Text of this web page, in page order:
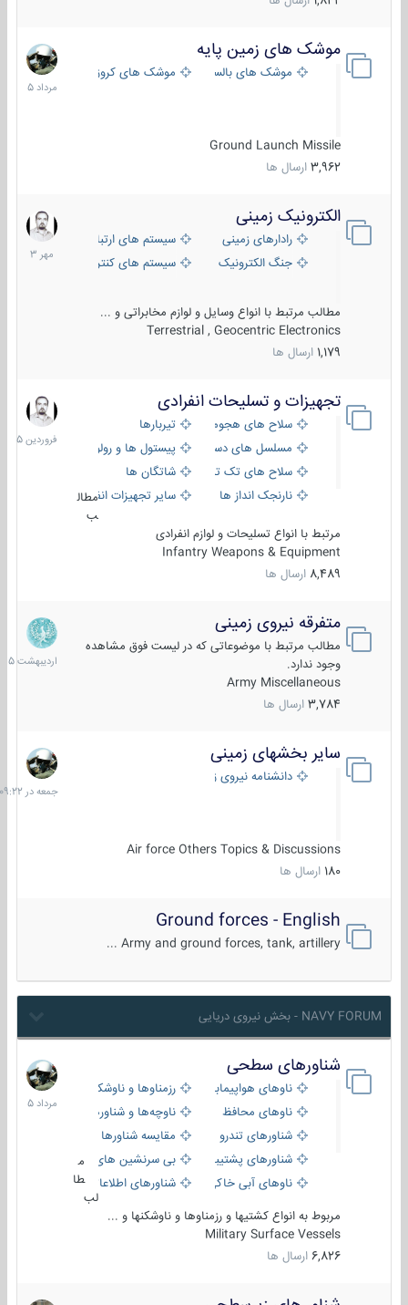
موشک های زمین پایه
موشک های بالستیک موشک های کروز
Ground Launch Missile
3,962 ارسال ها
2
مرداد
1405
الکترونیک زمینی
رادارهای زمینی
سیستم های ارتباطی و جمع آوری
جنگ الکترونیک
سیستم های کنترل آتش و تجهیزات
مطالب مرتبط با انواع وسایل و لوازم مخابراتی و ...
Terrestrial , Geocentric Electronics
1,179 ارسال ها
1
مهر
1403
تجهیزات و تسلیحات انفرادی
سلاح های هجومی
تیربارها
مسلسل های دستی
پیستول ها و رولورها
سلاح های تک تیر اندازیشاتگان ها
نارنجک انداز ها
سایر تجهیزات انفرادی
مطال
ب
مرتبط با انواع تسلیحات و لوازم انفرادی
Infantry Weapons & Equipment
8,489 ارسال ها
17
فروردین
1405
متفرقه نیروی زمینی
مطالب مرتبط با موضوعاتی که در لیست فوق مشاهده
وجود ندارد.
Army Miscellaneous
3,784 ارسال ها
27
1405
سایر بخشهای زمینی
دانشنامه نیروی زمینی
Air force Others Topics & Discussions
180 ارسال ها
جمعه
در
09:22
Ground forces - English
Army and ground forces, tank, artillery ...
NAVY FORUM - بخش نیروی دریایی
شناورهای سطحی
ناوهای هواپیمابر و بالگرد بررزمناوها و ناوشکن‌ها
ناوهای محافظ
ناوچه‌ها و شناورهای گشتی
شناورهای تندرو
مقایسه شناورها
شناورهای پشتیبانی
بی سرنشین های دریایی
ناوهای آبی خاکی و نیروبرشناورهای اطلاعاتی و جاسوسی
طا
لب
مربوط به انواع کشتیها و رزمناوها و ناوشکنها و ...
Military Surface Vessels
6,826 ارسال ها
2
مرداد
1405